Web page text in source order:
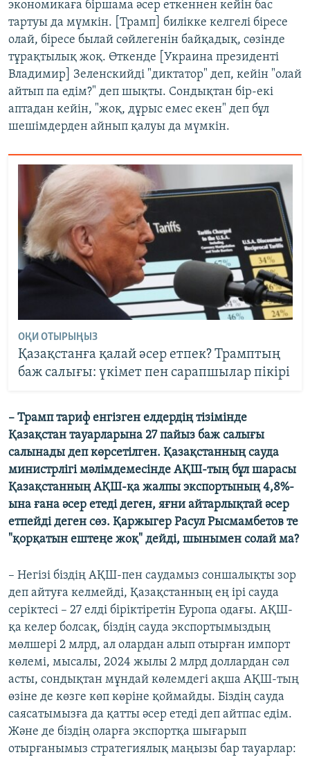
экономикаға біршама әсер еткеннен кейін бас
тартуы да мүмкін. [Трамп] билікке келгелі біресе
олай, біресе былай сөйлегенін байқадық, сөзінде
тұрақтылық жоқ. Өткенде [Украина президенті
Владимир] Зеленскийді "диктатор" деп, кейін "олай
айтып па едім?" деп шықты. Сондықтан бір-екі
аптадан кейін, "жоқ, дұрыс емес екен" деп бұл
шешімдерден айнып қалуы да мүмкін.
ОҚИ ОТЫРЫҢЫЗ
Қазақстанға қалай әсер етпек? Трамптың
баж салығы: үкімет пен сарапшылар пікірі
– Трамп тариф енгізген елдердің тізімінде
Қазақстан тауарларына 27 пайыз баж салығы
салынады деп көрсетілген. Қазақстанның сауда
министрлігі мәлімдемесінде АҚШ-тың бұл шарасы
Қазақстанның АҚШ-қа жалпы экспортының 4,8%-
ына ғана әсер етеді деген, яғни айтарлықтай әсер
етпейді деген сөз. Қаржыгер Расул Рысмамбетов те
"қорқатын ештеңе жоқ" дейді, шынымен солай ма?
– Негізі біздің АҚШ-пен саудамыз соншалықты зор
деп айтуға келмейді, Қазақстанның ең ірі сауда
серіктесі – 27 елді біріктіретін Еуропа одағы. АҚШ-
қа келер болсақ, біздің сауда экспортымыздың
мөлшері 2 млрд, ал олардан алып отырған импорт
көлемі, мысалы, 2024 жылы 2 млрд доллардан сәл
асты, сондықтан мұндай көлемдегі ақша АҚШ-тың
өзіне де көзге көп көріне қоймайды. Біздің сауда
саясатымызға да қатты әсер етеді деп айтпас едім.
Және де біздің оларға экспортқа шығарып
отырғанымыз стратегиялық маңызы бар тауарлар: